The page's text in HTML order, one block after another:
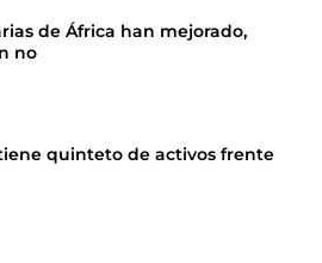
de África han mejorado,
no
quinteto de activos frente